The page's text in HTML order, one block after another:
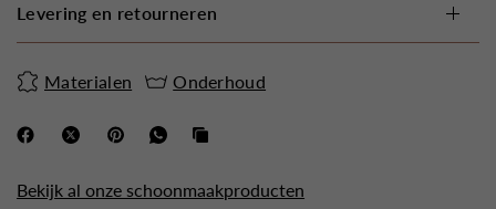
Levering en retourneren
Materialen Onderhoud
Bekijk al onze schoonmaakproducten